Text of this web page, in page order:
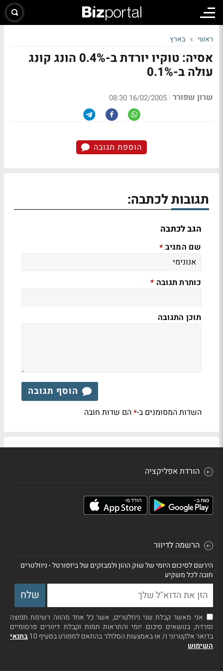
ראשי בארץ
אסיה: טוקיו יורדת ב-0.4% הונג קונג
עולה ב-0.1%
שרון שפורר |
16/02/2005 08:30
הוספת תגובה
תגובות לכתבה:
הגב לכתבה
שם המגיב *
כותרת תגובה *
תוכן התגובה
הוסף תגובה
השדות המסומנים ב-*הם שדות חובה
הורדת אפליקציה
הרשמה לדיוור
הירשם לסיכום היומי של שוק ההון ולמבזקים של ביזפורטל - ניוזלטרים
חובה לכל משקיע
אני מאשר קבלת שני ניוזלטרים, אשר כל אחד מהווה רשימת תפוצה
נפרדת, בנושאים סיכום יומי והתראות חמות וקבלת דיוורים פרסומיים
בדואר אלקטרוני ו/ או באמצעות הסלולר בהתאם למפורט בסעיף 10
בתנאי
השימוש